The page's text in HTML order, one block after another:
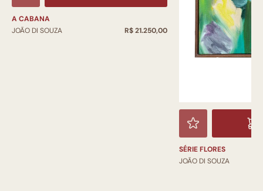
A CABANA
JOÃO DI SOUZA
R$ 21.250,00
SÉRIE FLORES
JOÃO DI SOUZA